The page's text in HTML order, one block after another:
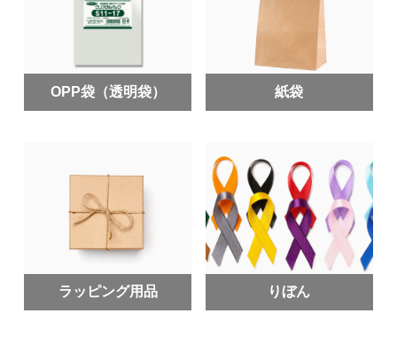
OPP袋（透明袋） 紙袋
ラッピング用品 りぼん